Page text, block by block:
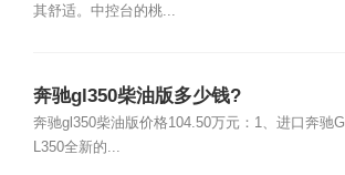
其舒适。中控台的桃...
奔驰gl350柴油版多少钱?
奔驰gl350柴油版价格104.50万元：1、进口奔驰G
L350全新的...